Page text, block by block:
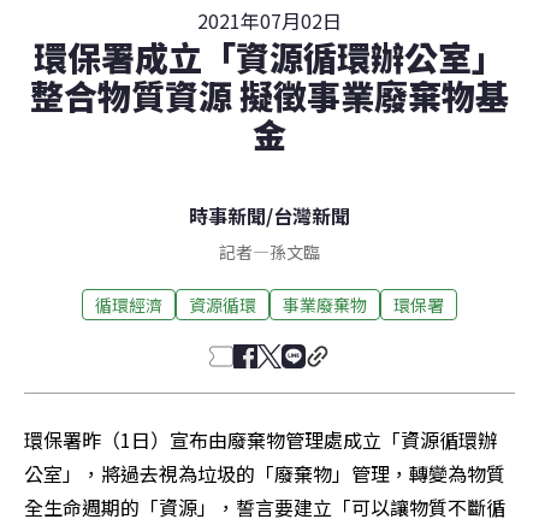
2021年07月02日
環保署成立「資源循環辦公室」
整合物質資源 擬徵事業廢棄物基
金
時事新聞/台灣新聞
記者—孫文臨
循環經濟 資源循環 事業廢棄物 環保署
環保署昨（1日）宣布由廢棄物管理處成立「資源循環辦
公室」，將過去視為垃圾的「廢棄物」管理，轉變為物質
全生命週期的「資源」，誓言要建立「可以讓物質不斷循